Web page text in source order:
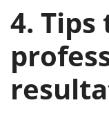
4.